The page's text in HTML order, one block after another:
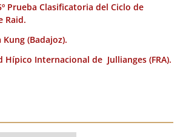
Prueba Clasificatoria del Ciclo de
Raid.
(Badajoz).
Hípico Internacional de Jullianges (FRA).